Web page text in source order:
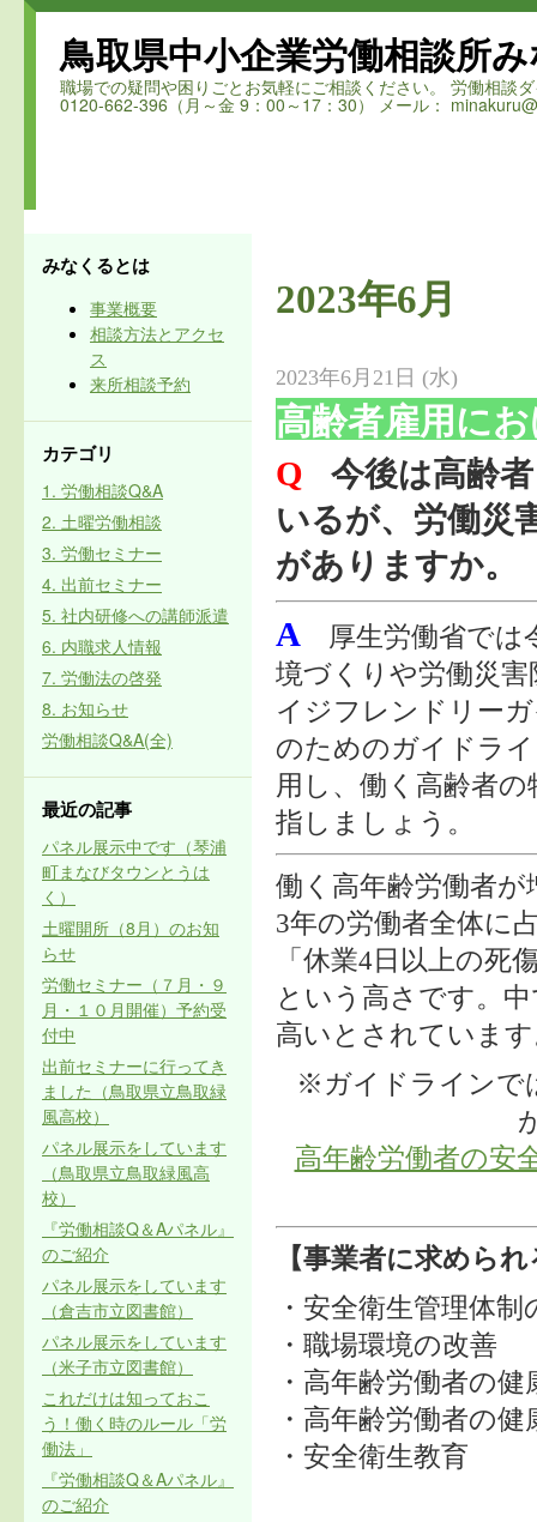
鳥取県中小企業労働相談所
職場での疑問や困りごとお気軽にご相談ください。 労働相
0120-662-396（月～金 9：00～17：30） メール：
みなくるとは
事業概要
相談方法とアクセ
ス
来所相談予約
カテゴリ
1. 労働相談Q&A
2. 土曜労働相談
3. 労働セミナー
4. 出前セミナー
5. 社内研修への講師派遣
6. 内職求人情報
7. 労働法の啓発
8. お知らせ
労働相談Q&A(全)
最近の記事
パネル展示中です（琴浦
町まなびタウンとうは
く）
土曜開所（8月）のお知
らせ
労働セミナー（７月・９
月・１０月開催）予約受
付中
出前セミナーに行ってき
ました（鳥取県立鳥取緑
風高校）
パネル展示をしています
（鳥取県立鳥取緑風高
校）
『労働相談Q＆Aパネル』
のご紹介
パネル展示をしています
（倉吉市立図書館）
パネル展示をしています
（米子市立図書館）
これだけは知っておこ
う！働く時のルール「労
働法」
『労働相談Q＆Aパネル』
のご紹介
2023年6月
2023年6月21日 (水)
高齢者雇用に
Q
今後は高齢
いるが、労働災
がありますか。
A 厚生労働省では
境づくりや労働災
イジフレンドリー
のためのガイドラ
用し、働く高齢者
指しましょう。
働く高年齢労働者
3年の労働者全体に
「休業4日以上の死
という高さです。
高いとされていま
※ガイドラインで
高年齢労働者の安
【事業者に求めら
・安全衛生管理体制
・職場環境の改善
・高年齢労働者の
・高年齢労働者の
・安全衛生